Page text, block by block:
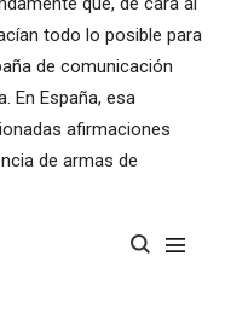
todo lo posible para
de comunicación
En España, esa
afirmaciones
de armas de